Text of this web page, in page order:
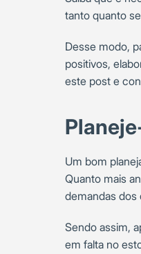
tanto quanto
Desse modo,
positivos,
este post e
Um bom
Quanto mais
demandas dos
Sendo assim,
em falta no